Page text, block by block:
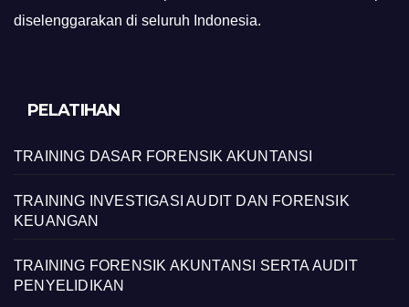
diselenggarakan di seluruh Indonesia.
PELATIHAN
TRAINING DASAR FORENSIK AKUNTANSI
TRAINING INVESTIGASI AUDIT DAN FORENSIK
KEUANGAN
TRAINING FORENSIK AKUNTANSI SERTA AUDIT
PENYELIDIKAN